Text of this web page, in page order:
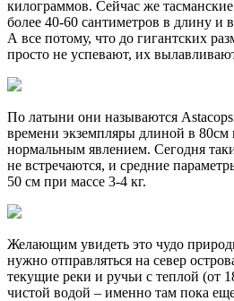
килограммов. Сейчас же
более 40-60 сантиметров в длину и
А все потому, что до гигантских
просто не успевают, их
По латыни они называются
времени экземпляры длиной в 80см
нормальным явлением. Сегодня
не встречаются, и средние
50 см при массе 3-4 кг.
Желающим увидеть это чудо
нужно отправляться на север
текущие реки и ручьи с теплой (от
чистой водой – именно там пока